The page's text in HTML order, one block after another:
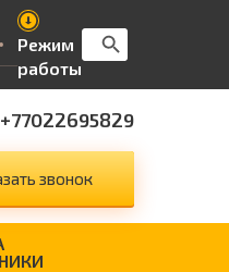
Режим
работы
Search
for:
Search Button
+77022695829
звонок